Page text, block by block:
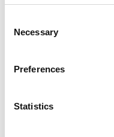
Selection
Necessary
Preferences
Statistics